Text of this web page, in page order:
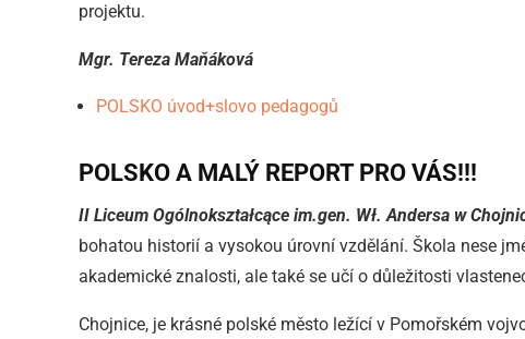
projektu.
Mgr. Tereza Maňáková
POLSKO úvod+slovo pedagogů
POLSKO A MALÝ REPORT PRO VÁS!!!
II Liceum Ogólnokształcące im.gen. Wł. Andersa w
bohatou historií a vysokou úrovní vzdělání. Škola nese
akademické znalosti, ale také se učí o důležitosti
Chojnice, je krásné polské město ležící v Pomořském